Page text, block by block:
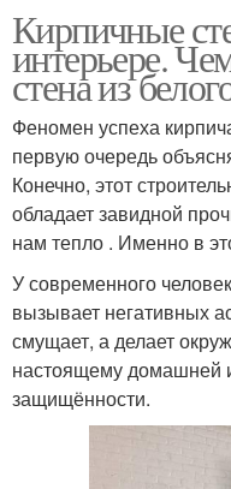
Кирпичные
интерьере.
стена из
Феномен успеха
первую очередь
Конечно, этот
обладает завидной
нам тепло . Именно в
У современного
вызывает негативных
смущает, а делает
настоящему домашней
защищённости.